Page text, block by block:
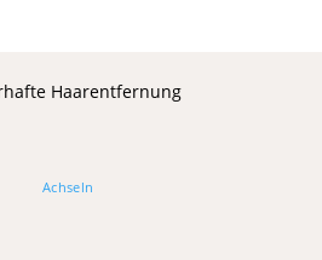
Haarentfernung
Achseln